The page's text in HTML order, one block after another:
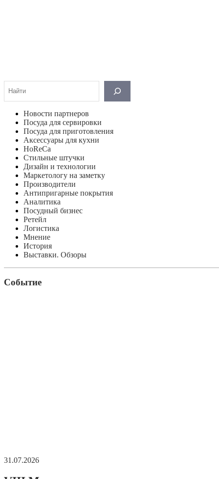
Новости партнеров
Посуда для сервировки
Посуда для приготовления
Аксессуары для кухни
HoReCa
Стильные штучки
Дизайн и технологии
Маркетологу на заметку
Производители
Антипригарные покрытия
Аналитика
Посудный бизнес
Ретейл
Логистика
Мнение
История
Выставки. Обзоры
Событие
31.07.2026